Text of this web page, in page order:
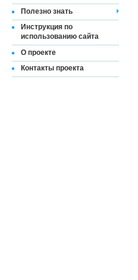
Полезно знать
Инструкция по
использованию сайта
О проекте
Контакты проекта